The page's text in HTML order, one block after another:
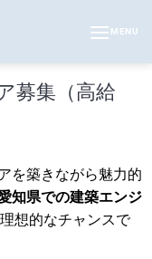
MENU
募集（高給
を築きながら魅力的
知県での建築エンジ
想的なチャンスで